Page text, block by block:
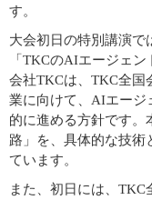
す。
大会初日の特別講演で
「TKCのAIエージェ
会社TKCは、TKC全国
業に向けて、AIエージ
的に進める方針です。
路」を、具体的な技術
ています。
また、初日には、